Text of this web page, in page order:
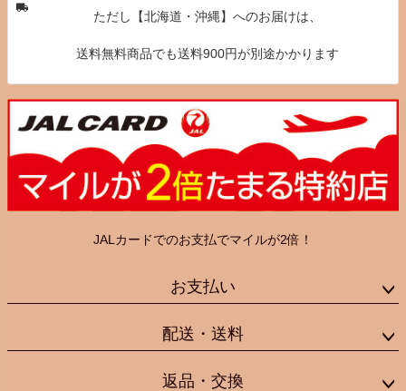
ただし【北海道・沖縄】へのお届けは、
送料無料商品でも送料900円が別途かかります
JALカードでのお支払でマイルが2倍！
お支払い
配送・送料
返品・交換